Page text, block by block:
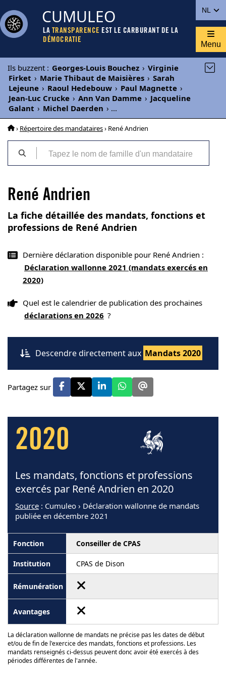
NL
CUMULEO
LA TRANSPARENCE EST LE CARBURANT DE LA
DÉMOCRATIE
Menu
Ils buzzent : Georges-Louis Bouchez › Virginie
Firket › Marie Thibaut de Maisières › Sarah
Lejeune › Raoul Hedebouw › Paul Magnette ›
Jean-Luc Crucke › Ann Van Damme › Jacqueline
Galant › Michel Daerden › ...
› Répertoire des mandataires› René Andrien
René Andrien
La fiche détaillée des mandats, fonctions et
professions de René Andrien
Dernière déclaration disponible pour René Andrien :
Déclaration wallonne 2021 (mandats exercés en
2020)
Quel est le calendrier de publication des prochaines
déclarations en 2026 ?
Descendre directement aux Mandats 2020
Partagez sur
2020
Les mandats, fonctions et professions
exercés par René Andrien en 2020
Source : Cumuleo › Déclaration wallonne de mandats
publiée en décembre 2021
Conseiller de CPAS
CPAS de Dison
La déclaration wallonne de mandats ne précise pas les dates de début
et/ou de fin de l'exercice des mandats, fonctions et professions. Les
mandats renseignés ci-dessus peuvent donc avoir été exercés à des
périodes différentes de l'année.